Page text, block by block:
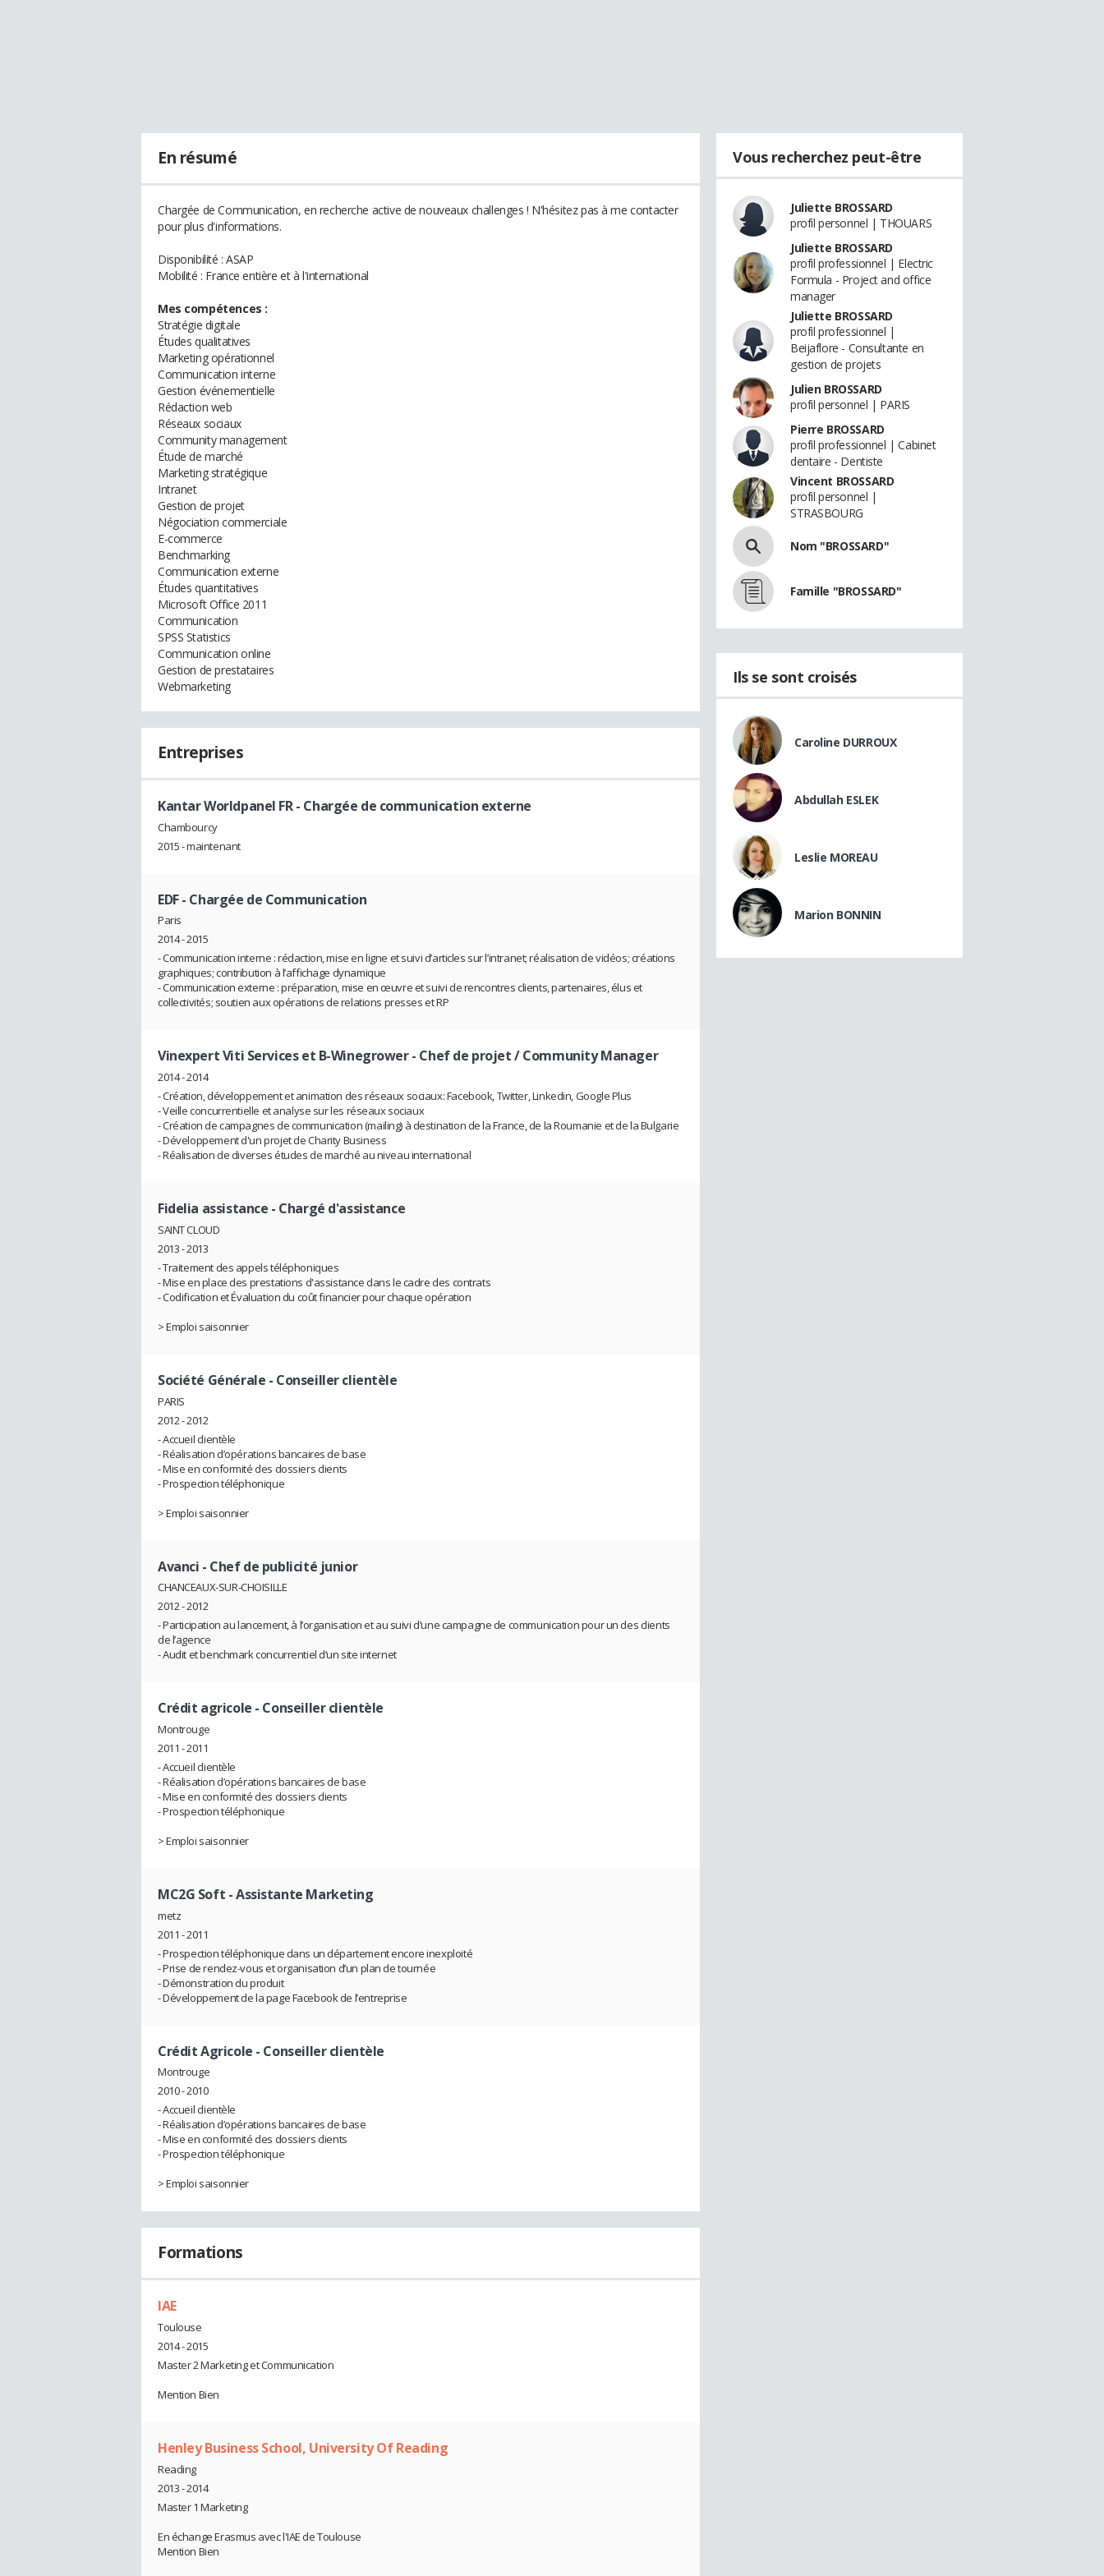
En résumé
Chargée de Communication, en recherche active de nouveaux challenges ! N'hésitez pas à me contacter
pour plus d'informations.
Disponibilité : ASAP
Mobilité : France entière et à l'international
Mes compétences :
Stratégie digitale
Études qualitatives
Marketing opérationnel
Communication interne
Gestion événementielle
Rédaction web
Réseaux sociaux
Community management
Étude de marché
Marketing stratégique
Intranet
Gestion de projet
Négociation commerciale
E-commerce
Benchmarking
Communication externe
Études quantitatives
Microsoft Office 2011
Communication
SPSS Statistics
Communication online
Gestion de prestataires
Webmarketing
Entreprises
Kantar Worldpanel FR- Chargée de communication externe
Chambourcy
2015 - maintenant
EDF- Chargée de Communication
Paris
2014 - 2015
- Communication interne : rédaction, mise en ligne et suivi d’articles sur l’intranet; réalisation de vidéos; créations
graphiques; contribution à l’affichage dynamique
- Communication externe : préparation, mise en œuvre et suivi de rencontres clients, partenaires, élus et
collectivités; soutien aux opérations de relations presses et RP
Vinexpert Viti Services et B-Winegrower- Chef de projet / Community Manager
2014 - 2014
- Création, développement et animation des réseaux sociaux: Facebook, Twitter, Linkedin, Google Plus
- Veille concurrentielle et analyse sur les réseaux sociaux
- Création de campagnes de communication (mailing) à destination de la France, de la Roumanie et de la Bulgarie
- Développement d'un projet de Charity Business
- Réalisation de diverses études de marché au niveau international
Fidelia assistance - Chargé d'assistance
SAINT CLOUD
2013 - 2013
- Traitement des appels téléphoniques
- Mise en place des prestations d'assistance dans le cadre des contrats
- Codification et Évaluation du coût financier pour chaque opération
> Emploi saisonnier
Société Générale - Conseiller clientèle
PARIS
2012 - 2012
- Accueil clientèle
- Réalisation d’opérations bancaires de base
- Mise en conformité des dossiers clients
- Prospection téléphonique
> Emploi saisonnier
Avanci - Chef de publicité junior
CHANCEAUX-SUR-CHOISILLE
2012 - 2012
- Participation au lancement, à l’organisation et au suivi d’une campagne de communication pour un des clients
de l’agence
- Audit et benchmark concurrentiel d’un site internet
Crédit agricole - Conseiller clientèle
Montrouge
2011 - 2011
- Accueil clientèle
- Réalisation d’opérations bancaires de base
- Mise en conformité des dossiers clients
- Prospection téléphonique
> Emploi saisonnier
MC2G Soft - Assistante Marketing
metz
2011 - 2011
- Prospection téléphonique dans un département encore inexploité
- Prise de rendez-vous et organisation d’un plan de tournée
- Démonstration du produit
- Développement de la page Facebook de l’entreprise
Crédit Agricole - Conseiller clientèle
Montrouge
2010 - 2010
- Accueil clientèle
- Réalisation d’opérations bancaires de base
- Mise en conformité des dossiers clients
- Prospection téléphonique
> Emploi saisonnier
Formations
IAE
Toulouse
2014 - 2015
Master 2 Marketing et Communication
Mention Bien
Henley Business School, University Of Reading
Reading
2013 - 2014
Master 1 Marketing
En échange Erasmus avec l'IAE de Toulouse
Mention Bien
Vous recherchez peut-être
Juliette BROSSARD
profil personnel | THOUARS
Juliette BROSSARD
profil professionnel | Electric
Formula - Project and office
manager
Juliette BROSSARD
profil professionnel |
Beijaflore - Consultante en
gestion de projets
Julien BROSSARD
profil personnel | PARIS
Pierre BROSSARD
profil professionnel | Cabinet
dentaire - Dentiste
Vincent BROSSARD
profil personnel |
STRASBOURG
Nom "BROSSARD"
Famille "BROSSARD"
Ils se sont croisés
Caroline DURROUX
Abdullah ESLEK
Leslie MOREAU
Marion BONNIN